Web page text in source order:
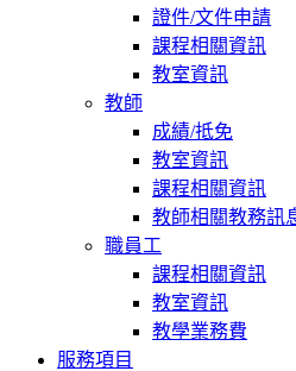
證件/文件申請
課程相關資訊
教室資訊
教師
成績/抵免
教室資訊
課程相關資訊
教師相關教務訊
職員工
課程相關資訊
教室資訊
教學業務費
服務項目